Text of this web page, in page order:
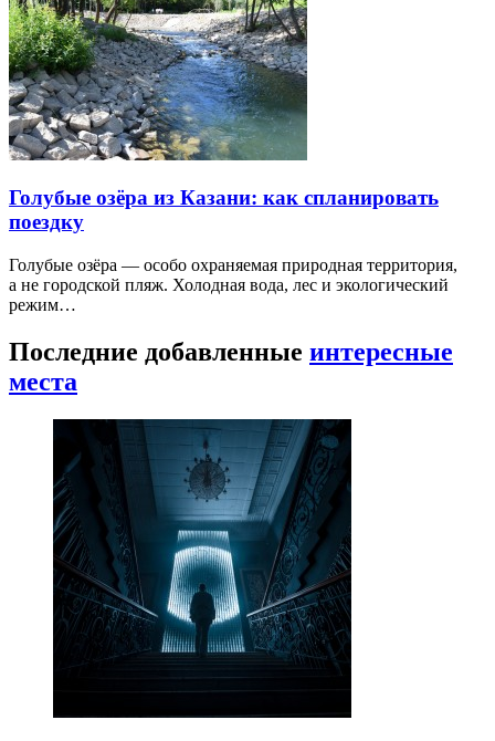
Голубые озёра из Казани: как спланировать
поездку
Голубые озёра — особо охраняемая природная территория,
а не городской пляж. Холодная вода, лес и экологический
режим…
Последние добавленные интересные
места